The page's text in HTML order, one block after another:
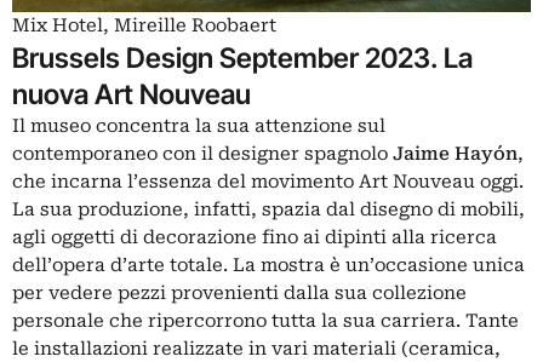
Mix Hotel, Mireille Roobaert
Brussels Design September 2023. La
nuova Art Nouveau
Il museo concentra la sua attenzione sul
contemporaneo con il designer spagnolo Jaime Hayón,
che incarna l’essenza del movimento Art Nouveau oggi.
La sua produzione, infatti, spazia dal disegno di mobili,
agli oggetti di decorazione fino ai dipinti alla ricerca
dell’opera d’arte totale. La mostra è un’occasione unica
per vedere pezzi provenienti dalla sua collezione
personale che ripercorrono tutta la sua carriera. Tante
le installazioni realizzate in vari materiali (ceramica,